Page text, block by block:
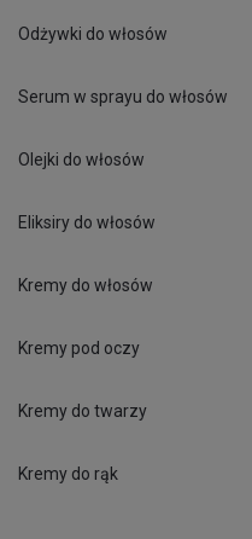
Odżywki do włosów
Serum w sprayu do włosów
Olejki do włosów
Eliksiry do włosów
Kremy do włosów
Kremy pod oczy
Kremy do twarzy
Kremy do rąk